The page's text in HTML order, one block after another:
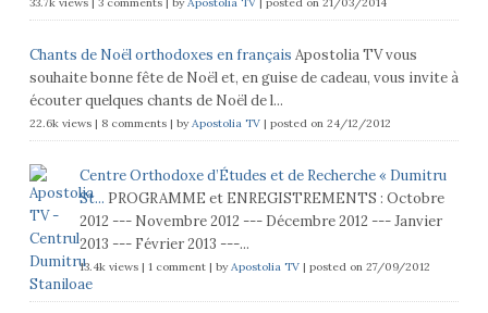
Chants de Noël orthodoxes en français Apostolia TV vous
souhaite bonne fête de Noël et, en guise de cadeau, vous invite à
écouter quelques chants de Noël de l...
22.6k views| 8 comments| byApostolia TV| posted on 24/12/2012
Centre Orthodoxe d’Études et de Recherche « Dumitru
St... PROGRAMME et ENREGISTREMENTS : Octobre
2012 --- Novembre 2012 --- Décembre 2012 --- Janvier
2013 --- Février 2013 ---...
13.4k views| 1 comment| byApostolia TV| posted on 27/09/2012